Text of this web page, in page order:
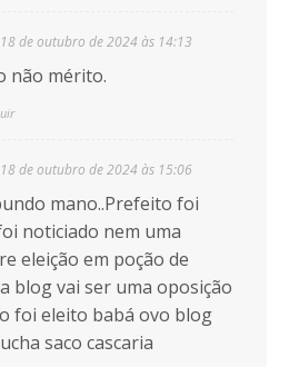
18 de outubro de 2024 às 14:13
não mérito.
18 de outubro de 2024 às 15:06
mano..Prefeito foi
noticiado nem uma
eleição em poção de
blog vai ser uma oposição
foi eleito babá ovo blog
saco cascaria